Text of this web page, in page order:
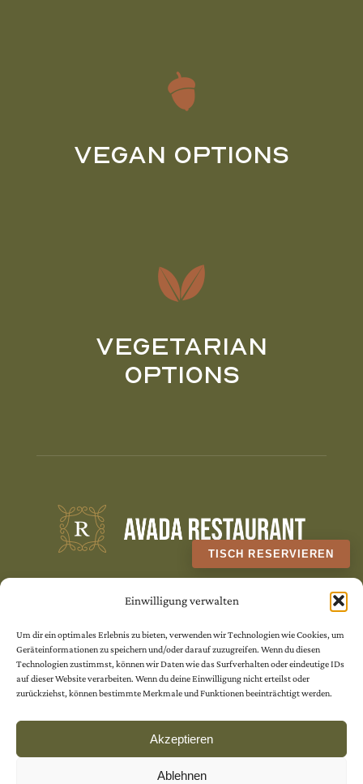
Einwilligung verwalten
Um dir ein optimales Erlebnis zu bieten, verwenden wir Technologien wie Cookies, um
Geräteinformationen zu speichern und/oder darauf zuzugreifen. Wenn du diesen
Technologien zustimmst, können wir Daten wie das Surfverhalten oder eindeutige IDs
auf dieser Website verarbeiten. Wenn du deine Einwilligung nicht erteilst oder
zurückziehst, können bestimmte Merkmale und Funktionen beeinträchtigt werden.
Akzeptieren
Ablehnen
Vegan Options
Vegetarian
Options
Quam eu proin sit massa condimentum.
Volutpat non pulvinar
aliquet nunc. Quam eu proin sit massa
condimentum.
TISCH RESERVIEREN